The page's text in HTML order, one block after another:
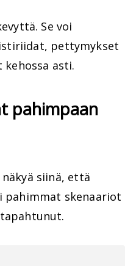
Se voi
pettymykset
asti.
pahimpaan
siinä, että
pahimmat skenaariot